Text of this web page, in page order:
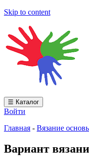
Skip to content
☰ Каталог
Войти
Главная - Вязание
Вариант